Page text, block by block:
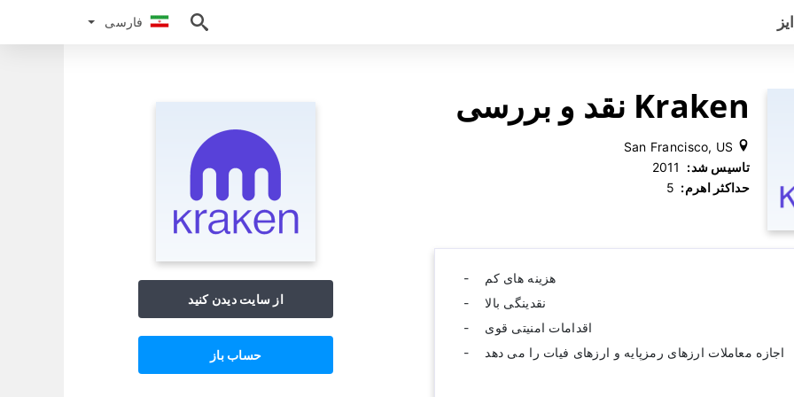
فارسی
Kraken نقد و بررسی
تاسیس شد:
حداکثر اهرم:
هزینه های کم
نقدینگی بالا
اقدامات امنیتی قوی
اجازه معاملات ارزهای رمزپایه و ارزهای فیات را می دهد
از سایت دیدن کنید
حساب باز